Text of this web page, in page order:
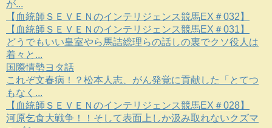
が...
【血統師ＳＥＶＥＮのインテリジェンス競馬EX＃032】
【血統師ＳＥＶＥＮのインテリジェンス競馬EX＃031】
どうでもいい皇室やら馬詰総理らの話しの裏でクソ役人は
着々と...
国際情勢ヨタ話
これぞ文春病！？松本人志、がん発覚に貢献した「とてつ
もなく...
【血統師ＳＥＶＥＮのインテリジェンス競馬EX＃028】
河原乞食大戦争！！そして表面上しか汲み取れないクズマ